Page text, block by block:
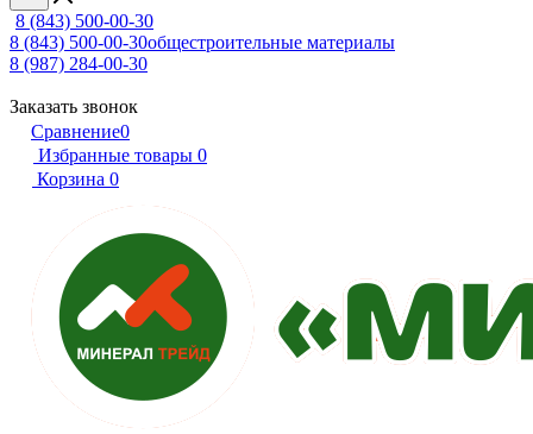
8 (843) 500-00-30
8 (843) 500-00-30общестроительные материалы
8 (987) 284-00-30
Заказать звонок
Сравнение0
Избранные товары 0
Корзина 0